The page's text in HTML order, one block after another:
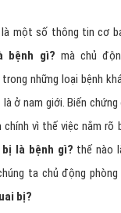
là một số thông tin cơ
bệnh gì? mà chủ
những loại bệnh
ở nam giới. Biến chứng
vì thế việc nắm rõ
bị là bệnh gì? thế nào
ta chủ động phòng
bị?